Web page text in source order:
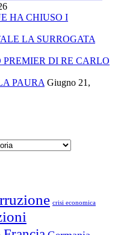
HA CHIUSO I
LA SURROGATA
DI RE CARLO
PAURA Giugno 21,
crisi economica